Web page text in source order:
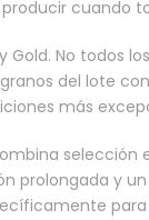
producir cuando
Gold. No todos
del lote
más
prolongada y